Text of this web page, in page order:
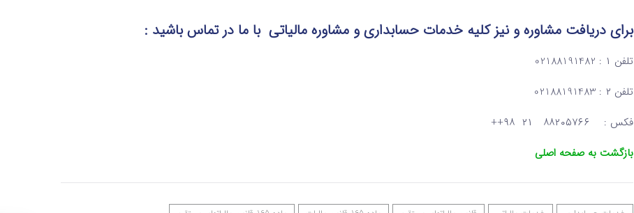
برای دریافت مشاوره و نیز کلیه خدمات حسابداری و مشاوره مالیاتیبا ما در تماسباشید :
تلفن ۱ : 02188191482
تلفن ۲ : 02188191483
فکس : ۸۸۲۰۵۷۶۶ ۲۱ ۹۸++
بازگشت به صفحه اصلی